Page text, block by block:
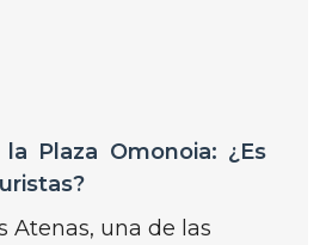
Plaza Omonoia: ¿Es
Atenas, una de las